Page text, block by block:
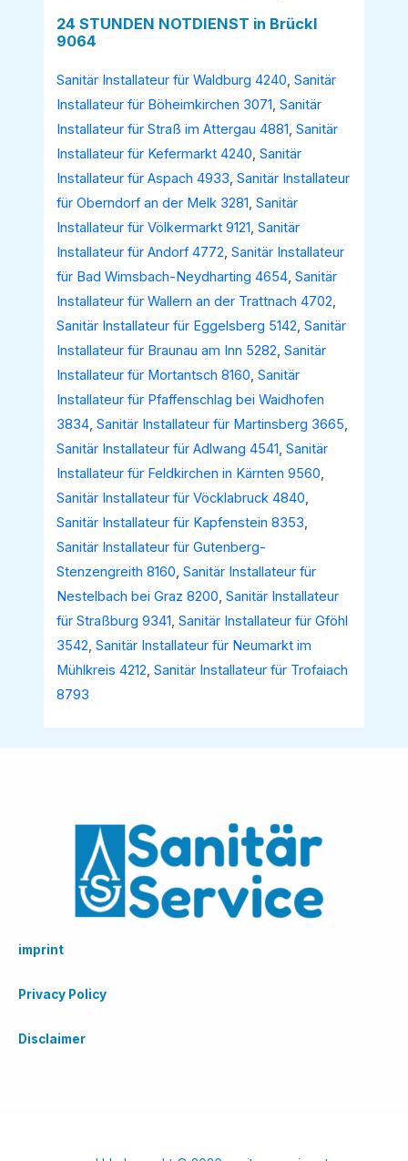
24 STUNDEN NOTDIENST in Brückl
9064
Sanitär Installateur für Waldburg 4240,Sanitär
Installateur für Böheimkirchen 3071,Sanitär
Installateur für Straß im Attergau 4881,Sanitär
Installateur für Kefermarkt 4240,Sanitär
Installateur für Aspach 4933,Sanitär Installateur
für Oberndorf an der Melk 3281,Sanitär
Installateur für Völkermarkt 9121,Sanitär
Installateur für Andorf 4772,Sanitär Installateur
für Bad Wimsbach-Neydharting 4654,Sanitär
Installateur für Wallern an der Trattnach 4702,
Sanitär Installateur für Eggelsberg 5142,Sanitär
Installateur für Braunau am Inn 5282,Sanitär
Installateur für Mortantsch 8160,Sanitär
Installateur für Pfaffenschlag bei Waidhofen
3834,Sanitär Installateur für Martinsberg 3665,
Sanitär Installateur für Adlwang 4541,Sanitär
Installateur für Feldkirchen in Kärnten 9560,
Sanitär Installateur für Vöcklabruck 4840,
Sanitär Installateur für Kapfenstein 8353,
Sanitär Installateur für Gutenberg-
Stenzengreith 8160,Sanitär Installateur für
Nestelbach bei Graz 8200,Sanitär Installateur
für Straßburg 9341,Sanitär Installateur für Gföhl
3542,Sanitär Installateur für Neumarkt im
Mühlkreis 4212,Sanitär Installateur für Trofaiach
8793
imprint
Privacy Policy
Disclaimer